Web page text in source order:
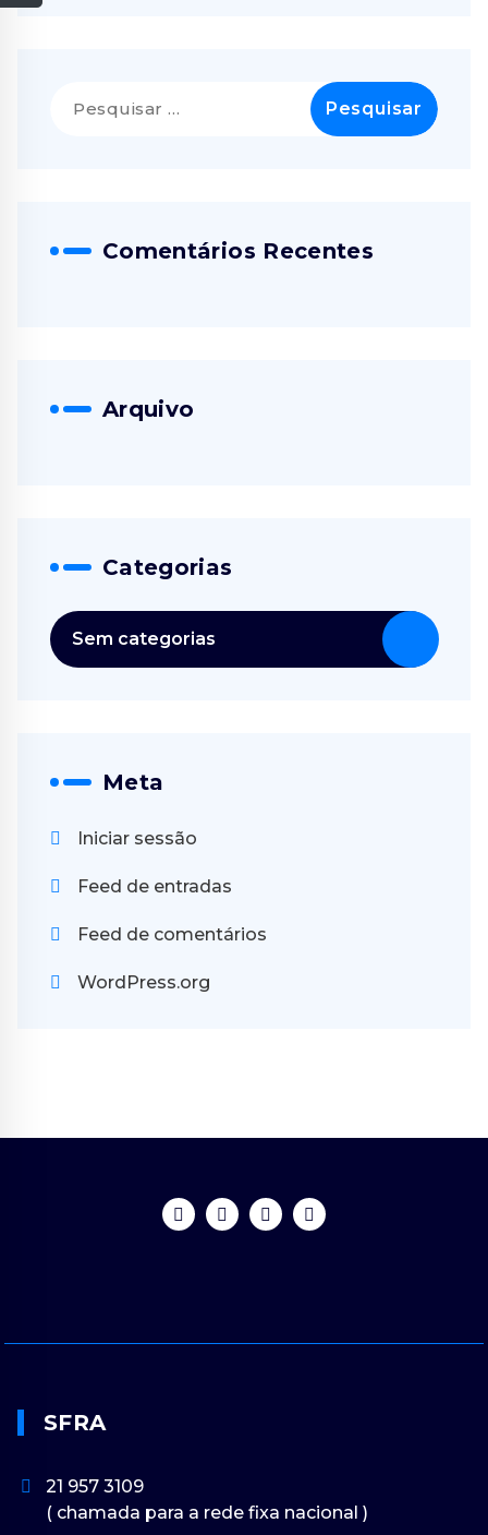
por:
Comentários Recentes
Arquivo
Categorias
Sem categorias
Meta
Iniciar sessão
Feed de entradas
Feed de comentários
WordPress.org
SFRA
21 957 3109
( chamada para a rede fixa nacional )